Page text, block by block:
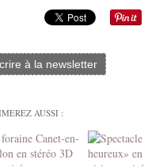
à la newsletter
AUSSI :